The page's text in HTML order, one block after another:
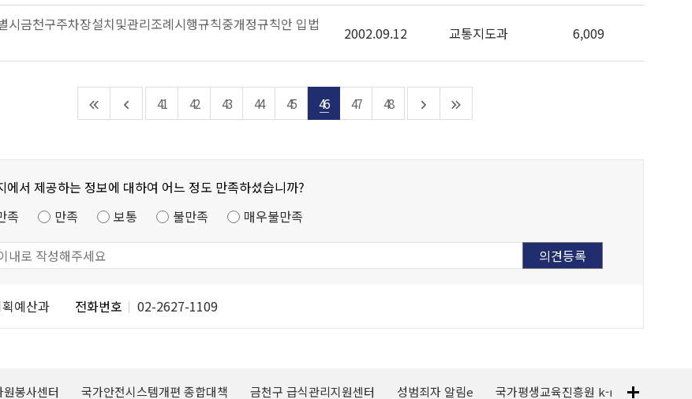
시금천구주차장설치및관리조례시행규칙중개정규칙안 입법
2002.09.12 교통지도과 6,009
41 42 43 44 45 46 47 48
에서 제공하는 정보에 대하여 어느 정도 만족하셨습니까?
족
만족 보통 불만족 매우불만족
예산과 전화번호 02-2627-1109
봉사센터 국가안전시스템개편 종합대책 금천구 급식관리지원센터 성범죄자 알림e 국가평생교육진흥원 k-mooc